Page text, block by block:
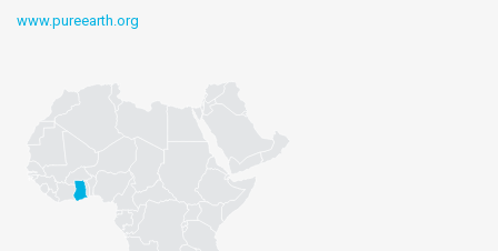
www.pureearth.org